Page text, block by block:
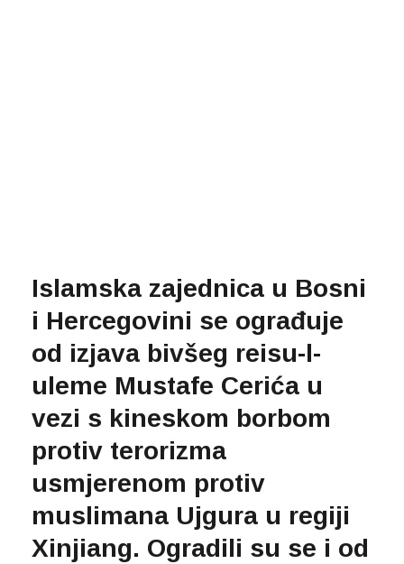
Islamska zajednica u Bosni
i Hercegovini se ograđuje
od izjava bivšeg reisu-l-
uleme Mustafe Cerića u
vezi s kineskom borbom
protiv terorizma
usmjerenom protiv
muslimana Ujgura u regiji
Xinjiang. Ogradili su se i od